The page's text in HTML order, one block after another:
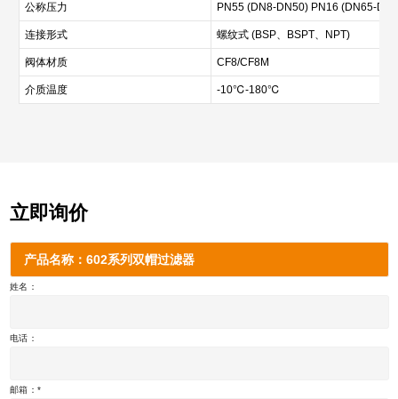
公称压力 PN55 (DN8-DN50) PN16 (DN65-
连接形式 螺纹式 (BSP、BSPT、NPT)
阀体材质 CF8/CF8M
介质温度 -10℃-180℃
立即询价
产品名称：602系列双帽过滤器
姓名：
电话：
邮箱：